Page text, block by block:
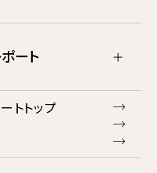
ート
トトップ